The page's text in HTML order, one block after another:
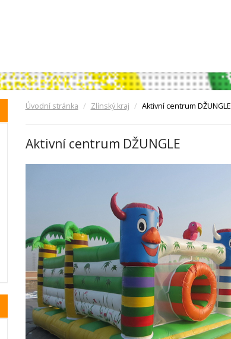
Úvodní stránka Zlínský kraj Aktivní centrum DŽUNGLE
Aktivní centrum DŽUNGLE